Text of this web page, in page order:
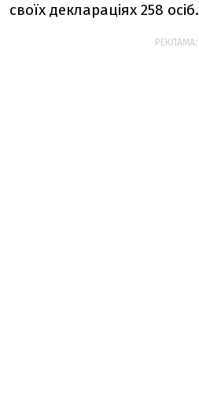
своїх деклараціях 258 осіб.
РЕКЛАМА: